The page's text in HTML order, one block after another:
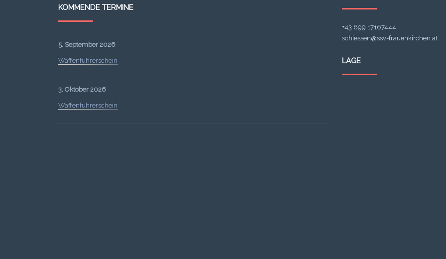
KOMMENDE TERMINE
5. September 2026
Waffenführerschein
3. Oktober 2026
Waffenführerschein
+43 699 17167444
schiessen@ssv-frauenkirchen.at
LAGE